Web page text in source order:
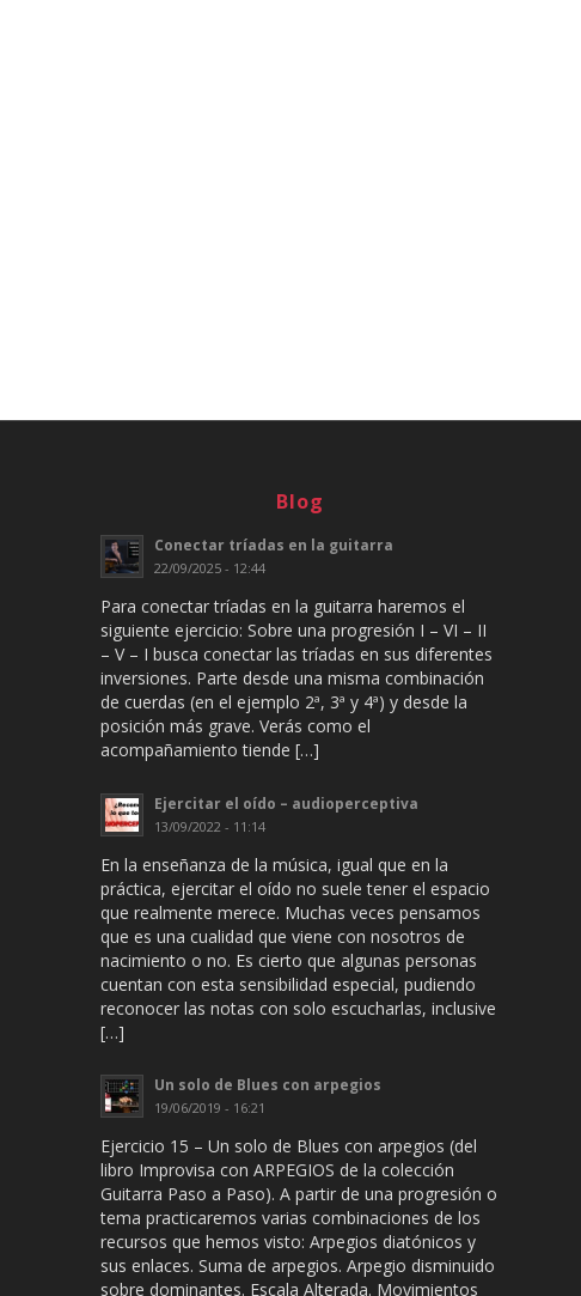
Blog
Conectar tríadas en la guitarra
22/09/2025 - 12:44
Para conectar tríadas en la guitarra haremos el
siguiente ejercicio: Sobre una progresión I – VI – II
– V – I busca conectar las tríadas en sus diferentes
inversiones. Parte desde una misma combinación
de cuerdas (en el ejemplo 2ª, 3ª y 4ª) y desde la
posición más grave. Verás como el
acompañamiento tiende […]
Ejercitar el oído – audioperceptiva
13/09/2022 - 11:14
En la enseñanza de la música, igual que en la
práctica, ejercitar el oído no suele tener el espacio
que realmente merece. Muchas veces pensamos
que es una cualidad que viene con nosotros de
nacimiento o no. Es cierto que algunas personas
cuentan con esta sensibilidad especial, pudiendo
reconocer las notas con solo escucharlas, inclusive
[…]
Un solo de Blues con arpegios
19/06/2019 - 16:21
Ejercicio 15 – Un solo de Blues con arpegios (del
libro Improvisa con ARPEGIOS de la colección
Guitarra Paso a Paso). A partir de una progresión o
tema practicaremos varias combinaciones de los
recursos que hemos visto: Arpegios diatónicos y
sus enlaces. Suma de arpegios. Arpegio disminuido
sobre dominantes. Escala Alterada. Movimientos